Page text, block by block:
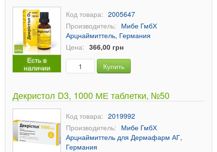
Есть в
наличии
Код товара: 2005647
Производитель: Мибе ГмбХ
Арцнаймиттель, Германия
Цена: 366,00 грн
Купить
Декристол D3, 1000 МЕ таблетки, №50
Код товара: 2019992
Производитель: Мибе ГмбХ
Арцнаймиттель для Дермафарм АГ,
Германия